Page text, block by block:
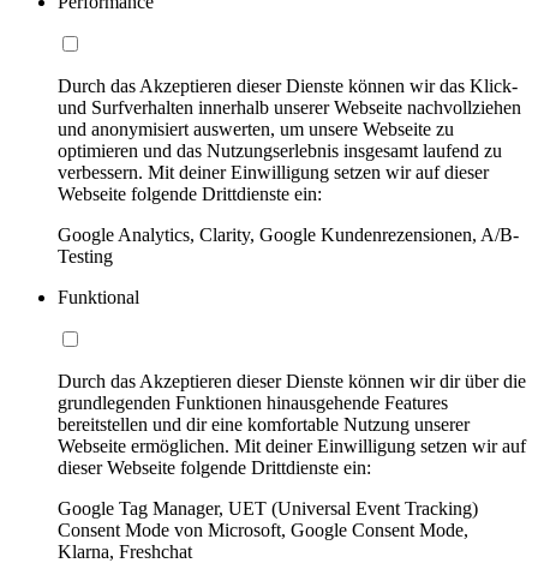
Durch das Akzeptieren dieser Dienste können wir das Klick-
und Surfverhalten innerhalb unserer Webseite nachvollziehen
und anonymisiert auswerten, um unsere Webseite zu
optimieren und das Nutzungserlebnis insgesamt laufend zu
verbessern. Mit deiner Einwilligung setzen wir auf dieser
Webseite folgende Drittdienste ein:
Google Analytics, Clarity, Google Kundenrezensionen, A/B-
Testing
Funktional
Durch das Akzeptieren dieser Dienste können wir dir über die
grundlegenden Funktionen hinausgehende Features
bereitstellen und dir eine komfortable Nutzung unserer
Webseite ermöglichen. Mit deiner Einwilligung setzen wir auf
dieser Webseite folgende Drittdienste ein:
Google Tag Manager, UET (Universal Event Tracking)
Consent Mode von Microsoft, Google Consent Mode,
Klarna, Freshchat